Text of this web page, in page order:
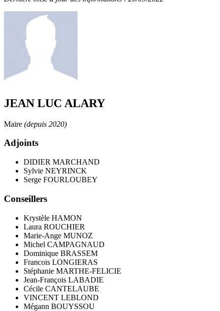
JEAN LUC ALARY
Maire (depuis 2020)
Adjoints
DIDIER MARCHAND
Sylvie NEYRINCK
Serge FOURLOUBEY
Conseillers
Krystèle HAMON
Laura ROUCHIER
Marie-Ange MUNOZ
Michel CAMPAGNAUD
Dominique BRASSEM
Francois LONGIERAS
Stéphanie MARTHE-FELICIE
Jean-François LABADIE
Cécile CANTELAUBE
VINCENT LEBLOND
Mégann BOUYSSOU